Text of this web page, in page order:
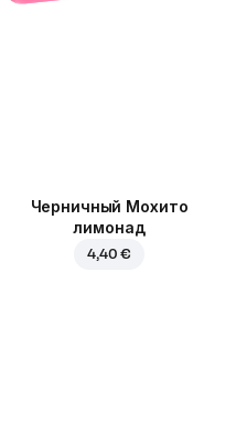
Черничный Мохито
лимонад
4,40 €